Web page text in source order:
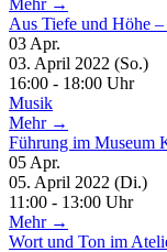
Aus Tiefe und Höhe
03 Apr.
03. April 2022 (So.)
16:00 - 18:00 Uhr
Musik
Mehr →
Führung im Museum
05 Apr.
05. April 2022 (Di.)
11:00 - 13:00 Uhr
Mehr →
Wort und Ton im